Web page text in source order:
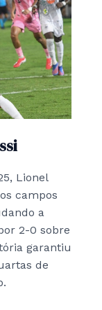
Lionel
campos
a
2-0 sobre
garantiu
de